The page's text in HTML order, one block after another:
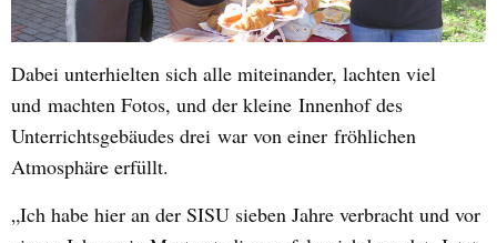
Dabei unterhielten sich alle miteinander, lachten viel
und machten Fotos, und der kleine Innenhof des
Unterrichtsgebäudes drei war von einer fröhlichen
Atmosphäre erfüllt.
„Ich habe hier an der SISU sieben Jahre verbracht und vor